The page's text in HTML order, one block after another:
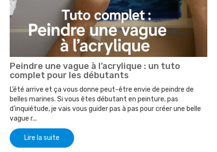
Peindre une vague à l’acrylique : un tuto
complet pour les débutants
L’été arrive et ça vous donne peut-être envie de peindre de
belles marines. Si vous êtes débutant en peinture, pas
d’inquiétude, je vais vous guider pas à pas pour créer une belle
vague r...
Lire la suite